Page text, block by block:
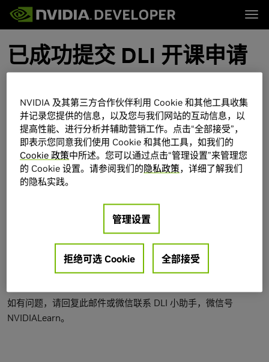
首页
博客
论坛
下载
培训
立即加入
主题
平台与工具
行业
已成功提交 DLI 开课申请
感谢您安排教授 DLI 课程！
您将于上课前三天左右，收到 DLI 团队以邮件形式发送的 Event
Code 和相关开课提示。
请在收到 Event code 到第一天上课当天期间，让学生们使用
将过期失效，无法再补课件。
另外，请上课前，通知学生提前注册好 DLI 学习平台账号（即将
https://www.nvidia.cn/training/getready/发给学生来完
成其中 1、2、4 项），以免影响教学进度。
如有问题，请回复此邮件或微信联系 DLI 小助手，微信号
NVIDIALearn。
NVIDIA 及其第三方合作伙伴利用 Cookie 和其他工具收集
并记录您提供的信息，以及您与我们网站的互动信息，以
提高性能、进行分析并辅助营销工作。点击“全部接受”，
即表示您同意我们使用 Cookie 和其他工具，如我们的
Cookie 政策中所述。您可以通过点击“管理设置”来管理您
的 Cookie 设置。请参阅我们的隐私政策，详细了解我们
的隐私实践。
管理设置
拒绝可选 Cookie 全部接受